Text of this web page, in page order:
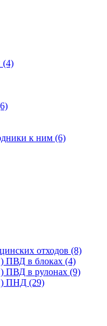
(4)
к ним (6)
отходов (8)
ПВД в блоках (4)
ПВД в рулонах (9)
ПНД (29)